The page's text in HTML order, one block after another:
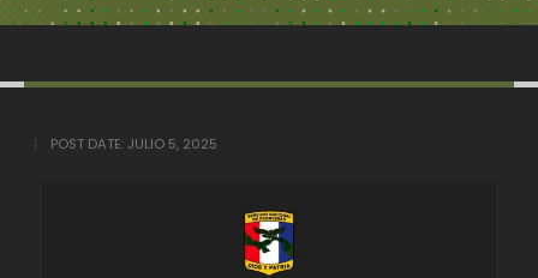
POST DATE:JULIO 5, 2025